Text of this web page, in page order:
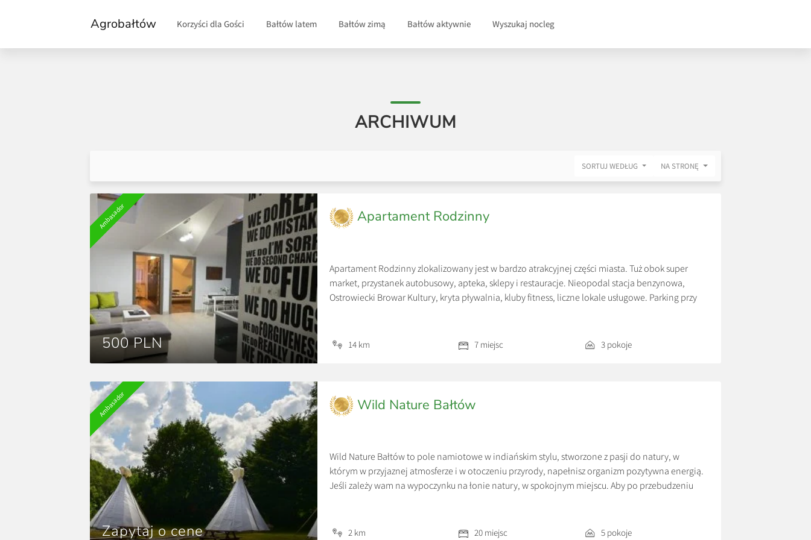
Agrobałtów Korzyści dla Gości Bałtów latem Bałtów zimą Bałtów aktywnie Wyszukaj nocleg
ARCHIWUM
SORTUJ WEDŁUG NA STRONĘ
Ambasador
500 PLN
Apartament Rodzinny
Apartament Rodzinny zlokalizowany jest w bardzo atrakcyjnej części miasta. Tuż obok super
market, przystanek autobusowy, apteka, sklepy i restauracje. Nieopodal stacja benzynowa,
Ostrowiecki Browar Kultury, kryta pływalnia, kluby fitness, liczne lokale usługowe. Parking przy
14 km 7 miejsc 3 pokoje
Ambasador
Zapytaj o cene
Wild Nature Bałtów
Wild Nature Bałtów to pole namiotowe w indiańskim stylu, stworzone z pasji do natury, w
którym w przyjaznej atmosferze i w otoczeniu przyrody, napełnisz organizm pozytywna energią.
Jeśli zależy wam na wypoczynku na łonie natury, w spokojnym miejscu. Aby po przebudzeniu
2 km 20 miejsc 5 pokoje